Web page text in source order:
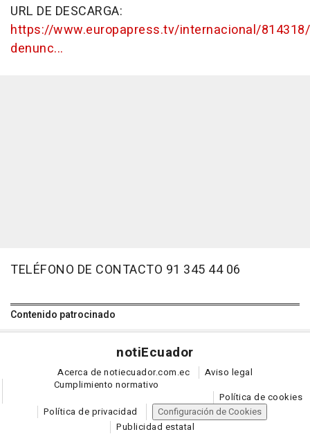
URL DE DESCARGA:
https://www.europapress.tv/internacional/
denunc...
TELÉFONO DE CONTACTO 91 345 44 06
Contenido patrocinado
notiEcuador
Acerca de notiecuador.com.ec
Aviso legal
Cumplimiento normativo
Política de cookies
Política de privacidad
Configuración de Cookies
Publicidad estatal